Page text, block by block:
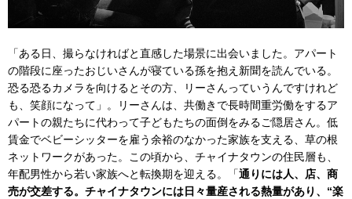
「ある日、撮らなければと直感した場景に出会いました。アパート
の階段に座ったおじいさんが寝ている孫を抱え新聞を読んでいる。
恐る恐るカメラを向けるとその方、リーさんっていうんですけれど
も、笑顔になって」。リーさんは、共働きで長時間重労働をするア
パートの親たちに代わって子どもたちの面倒をみるご隠居さん。低
賃金でベビーシッターを雇う余裕のなかった家族を支える、草の根
ネットワークがあった。この頃から、チャイナタウンの住民層も、
年配男性から若い家族へと転換期を迎える。「通りには人、店、商
売が交差する。チャイナタウンには日々量産される熱量があり、“楽